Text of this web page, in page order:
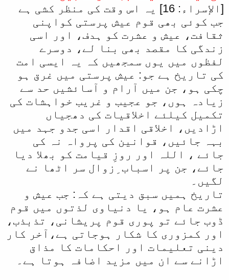
[الإسراء: 16] یہ اس وقت کی منظر کشی ہے
جب کوئی بھی قوم عیش پرستی کواپنی
ثقافت، عیش و عشرت کو ہدف، اور اسی
زندگی کا مقصد بھی بنا لے، دوسرے
لفظوں میں یوں سمجھیں کہ یہ ایسی امت
کی تاریخ ہے جو: عیش پرستی میں غرق ہو
چکی ہو، جن میں آرام و آسائشیں حد سے
زیادہ ہوں، جو عجیب و غریب خواہشات کی
تکمیل کیلئے اخلاقیات کی دھجیاں
اڑادیں، اخلاقی اقدار اسی جدو جہد میں
بہہ جائیں، قوانین کی پرواہ نہ کی
جائے ، اللہ اور روزِ قیامت کو بھلا دیا
جائے، جن پر اسباب ِزوال سر اٹھا نے
لگیں۔
تاریخ ہمیں سبق دیتی ہے کہ: جب عیش و
عشرت عام ہو، یا دنیاوی لذتوں میں قوم
ڈوب جائے تو پوری قوم پریشانی، تذبذب،
اور کمزوری کا شکار ہوجاتی ہے،آخر کار
دینی تعلیمات اور احکامات کا مذاق
اڑانے سے ان میں مزید اضافہ ہوتا ہے۔